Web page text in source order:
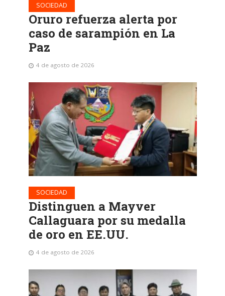
SOCIEDAD
Oruro refuerza alerta por
caso de sarampión en La
Paz
4 de agosto de 2026
SOCIEDAD
Distinguen a Mayver
Callaguara por su medalla
de oro en EE.UU.
4 de agosto de 2026